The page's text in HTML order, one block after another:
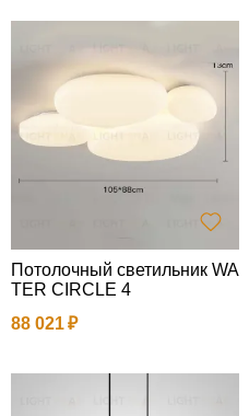
Потолочный светильник WA
TER CIRCLE 4
88 021